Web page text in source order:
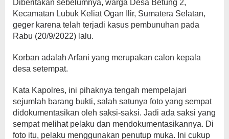
Diberitakan sebelumnya, warga Desa Betung 2,
Kecamatan Lubuk Keliat Ogan Ilir, Sumatera Selatan,
geger karena telah terjadi kasus pembunuhan pada
Rabu (20/9/2022) lalu.
Korban adalah Arfani yang merupakan calon kepala
desa setempat.
Kata Kapolres, ini pihaknya tengah mempelajari
sejumlah barang bukti, salah satunya foto yang sempat
didokumentasikan oleh saksi-saksi. Jadi ada saksi yang
sempat melihat pelaku dan mendokumentasikannya. Di
foto itu, pelaku menggunakan penutup muka. Ini cukup